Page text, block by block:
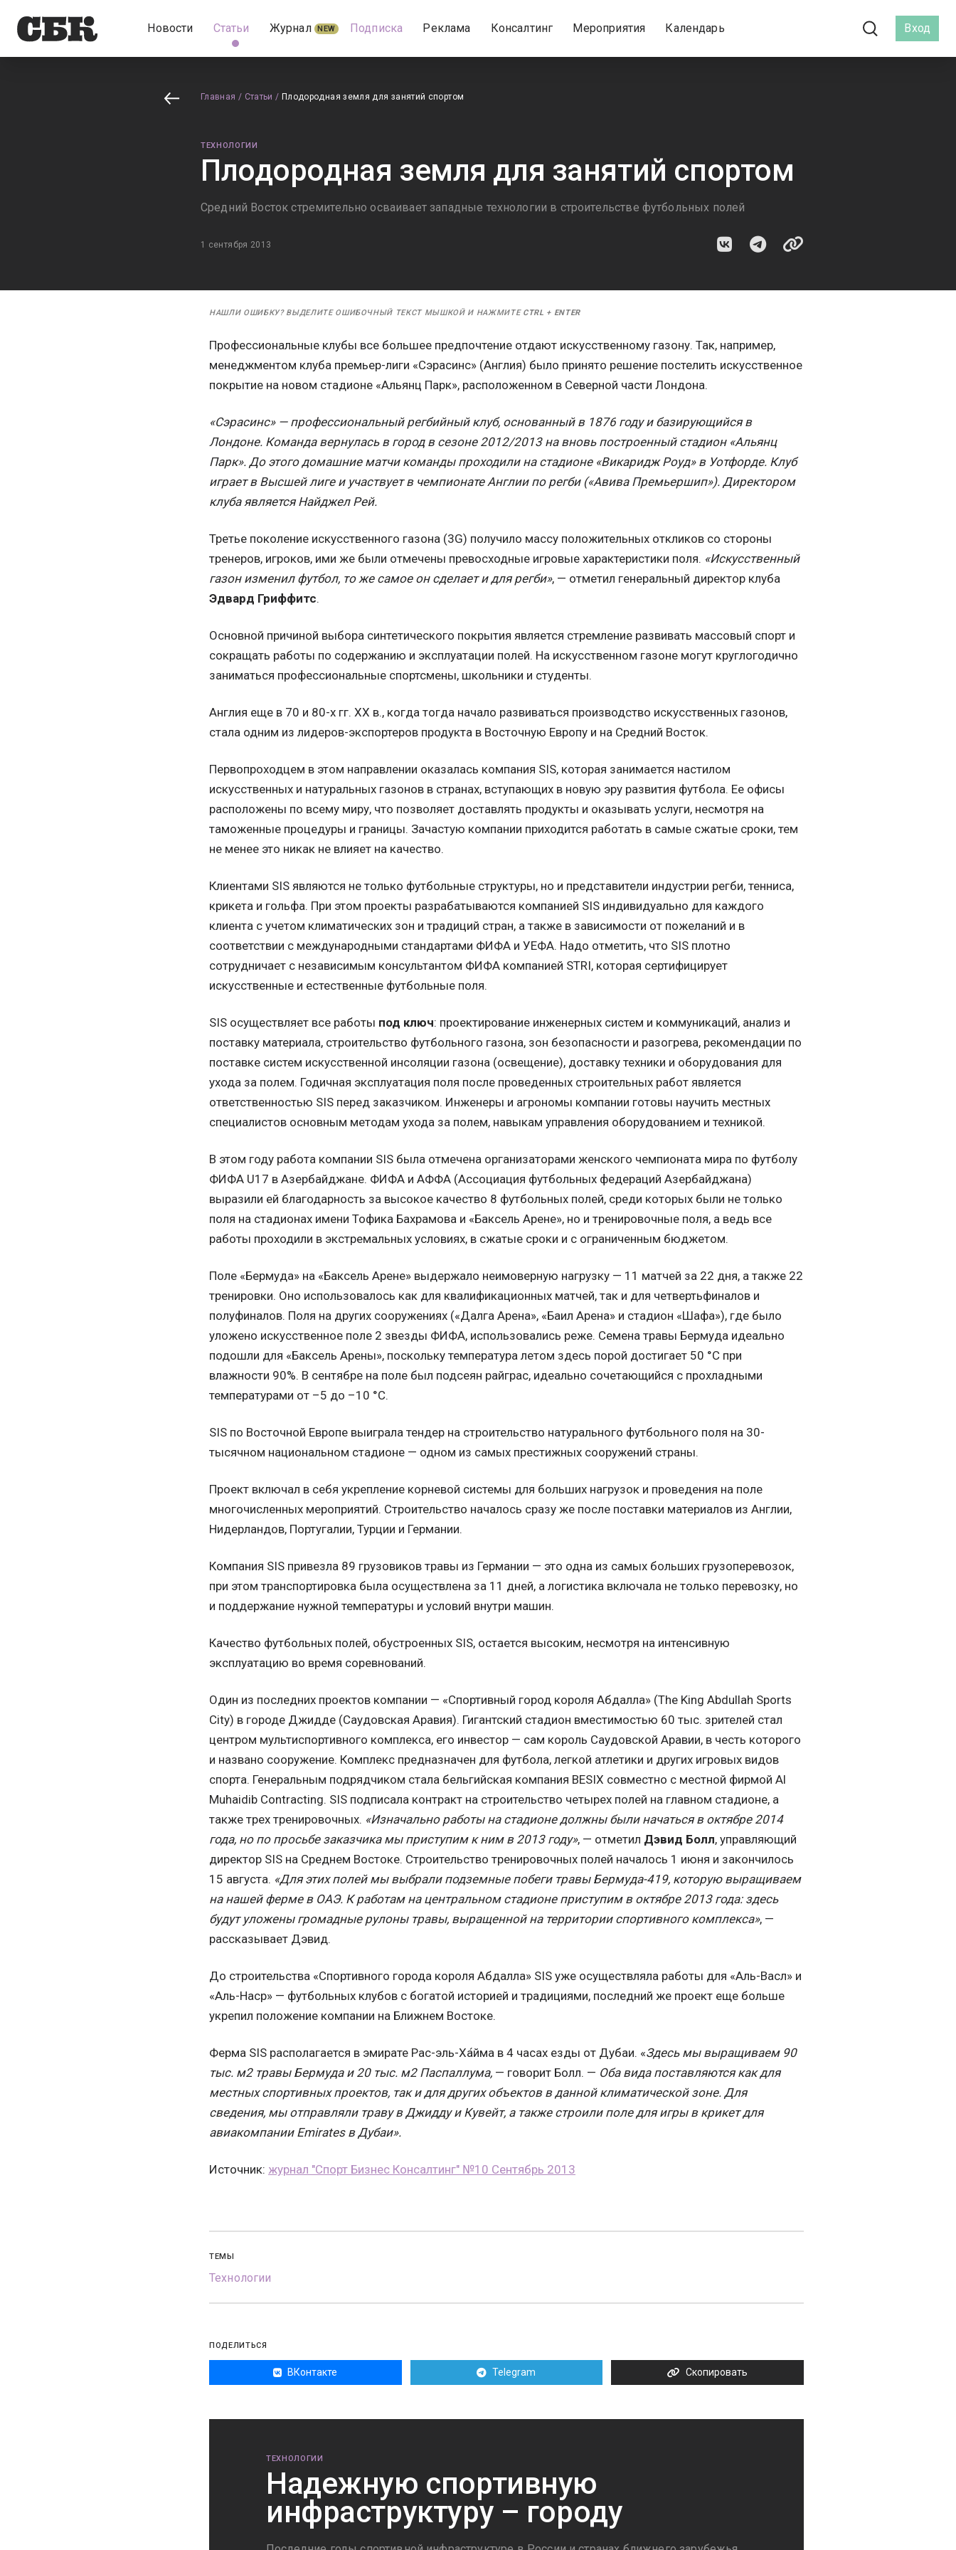
Новости Статьи Журнал NEW Подписка Реклама Консалтинг Мероприятия Календарь Вход
Главная / Статьи / Плодородная земля для занятий спортом
ТЕХНОЛОГИИ
Плодородная земля для занятий спортом
Средний Восток стремительно осваивает западные технологии в строительстве футбольных полей
1 сентября 2013
НАШЛИ ОШИБКУ? ВЫДЕЛИТЕ ОШИБОЧНЫЙ ТЕКСТ МЫШКОЙ И НАЖМИТЕ CTRL + ENTER
Профессиональные клубы все большее предпочтение отдают искусственному газону. Так, например,
менеджментом клуба премьер-лиги «Сэрасинс» (Англия) было принято решение постелить искусственное
покрытие на новом стадионе «Альянц Парк», расположенном в Северной части Лондона.
«Сэрасинс» — профессиональный регбийный клуб, основанный в 1876 году и базирующийся в
Лондоне. Команда вернулась в город в сезоне 2012/2013 на вновь построенный стадион «Альянц
Парк». До этого домашние матчи команды проходили на стадионе «Викаридж Роуд» в Уотфорде. Клуб
играет в Высшей лиге и участвует в чемпионате Англии по регби («Авива Премьершип»). Директором
клуба является Найджел Рей.
Третье поколение искусственного газона (3G) получило массу положительных откликов со стороны
тренеров, игроков, ими же были отмечены превосходные игровые характеристики поля. «Искусственный
газон изменил футбол, то же самое он сделает и для регби», — отметил генеральный директор клуба
Эдвард Гриффитс.
Основной причиной выбора синтетического покрытия является стремление развивать массовый спорт и
сокращать работы по содержанию и эксплуатации полей. На искусственном газоне могут круглогодично
заниматься профессиональные спортсмены, школьники и студенты.
Англия еще в 70 и 80-х гг. ХХ в., когда тогда начало развиваться производство искусственных газонов,
стала одним из лидеров-экспортеров продукта в Восточную Европу и на Средний Восток.
Первопроходцем в этом направлении оказалась компания SIS, которая занимается настилом
искусственных и натуральных газонов в странах, вступающих в новую эру развития футбола. Ее офисы
расположены по всему миру, что позволяет доставлять продукты и оказывать услуги, несмотря на
таможенные процедуры и границы. Зачастую компании приходится работать в самые сжатые сроки, тем
не менее это никак не влияет на качество.
Клиентами SIS являются не только футбольные структуры, но и представители индустрии регби, тенниса,
крикета и гольфа. При этом проекты разрабатываются компанией SIS индивидуально для каждого
клиента с учетом климатических зон и традиций стран, а также в зависимости от пожеланий и в
соответствии с международными стандартами ФИФА и УЕФА. Надо отметить, что SIS плотно
сотрудничает с независимым консультантом ФИФА компанией STRI, которая сертифицирует
искусственные и естественные футбольные поля.
SIS осуществляет все работы под ключ: проектирование инженерных систем и коммуникаций, анализ и
поставку материала, строительство футбольного газона, зон безопасности и разогрева, рекомендации по
поставке систем искусственной инсоляции газона (освещение), доставку техники и оборудования для
ухода за полем. Годичная эксплуатация поля после проведенных строительных работ является
ответственностью SIS перед заказчиком. Инженеры и агрономы компании готовы научить местных
специалистов основным методам ухода за полем, навыкам управления оборудованием и техникой.
В этом году работа компании SIS была отмечена организаторами женского чемпионата мира по футболу
ФИФА U17 в Азербайджане. ФИФА и АФФА (Ассоциация футбольных федераций Азербайджана)
выразили ей благодарность за высокое качество 8 футбольных полей, среди которых были не только
поля на стадионах имени Тофика Бахрамова и «Баксель Арене», но и тренировочные поля, а ведь все
работы проходили в экстремальных условиях, в сжатые сроки и с ограниченным бюджетом.
Поле «Бермуда» на «Баксель Арене» выдержало неимоверную нагрузку — 11 матчей за 22 дня, а также 22
тренировки. Оно использовалось как для квалификационных матчей, так и для четвертьфиналов и
полуфиналов. Поля на других сооружениях («Далга Арена», «Баил Арена» и стадион «Шафа»), где было
уложено искусственное поле 2 звезды ФИФА, использовались реже. Семена травы Бермуда идеально
подошли для «Баксель Арены», поскольку температура летом здесь порой достигает 50 °C при
влажности 90%. В сентябре на поле был подсеян райграс, идеально сочетающийся с прохладными
температурами от –5 до –10 °C.
SIS по Восточной Европе выиграла тендер на строительство натурального футбольного поля на 30-
тысячном национальном стадионе — одном из самых престижных сооружений страны.
Проект включал в себя укрепление корневой системы для больших нагрузок и проведения на поле
многочисленных мероприятий. Строительство началось сразу же после поставки материалов из Англии,
Нидерландов, Португалии, Турции и Германии.
Компания SIS привезла 89 грузовиков травы из Германии — это одна из самых больших грузоперевозок,
при этом транспортировка была осуществлена за 11 дней, а логистика включала не только перевозку, но
и поддержание нужной температуры и условий внутри машин.
Качество футбольных полей, обустроенных SIS, остается высоким, несмотря на интенсивную
эксплуатацию во время соревнований.
Один из последних проектов компании — «Спортивный город короля Абдалла» (The King Abdullah Sports
City) в городе Джидде (Саудовская Аравия). Гигантский стадион вместимостью 60 тыс. зрителей стал
центром мультиспортивного комплекса, его инвестор — сам король Саудовской Аравии, в честь которого
и названо сооружение. Комплекс предназначен для футбола, легкой атлетики и других игровых видов
спорта. Генеральным подрядчиком стала бельгийская компания BESIX совместно с местной фирмой Al
Muhaidib Contracting. SIS подписала контракт на строительство четырех полей на главном стадионе, а
также трех тренировочных. «Изначально работы на стадионе должны были начаться в октябре 2014
года, но по просьбе заказчика мы приступим к ним в 2013 году», — отметил Дэвид Болл, управляющий
директор SIS на Среднем Востоке. Строительство тренировочных полей началось 1 июня и закончилось
15 августа. «Для этих полей мы выбрали подземные побеги травы Бермуда-419, которую выращиваем
на нашей ферме в ОАЭ. К работам на центральном стадионе приступим в октябре 2013 года: здесь
будут уложены громадные рулоны травы, выращенной на территории спортивного комплекса», —
рассказывает Дэвид.
До строительства «Спортивного города короля Абдалла» SIS уже осуществляла работы для «Аль-Васл» и
«Аль-Наср» — футбольных клубов с богатой историей и традициями, последний же проект еще больше
укрепил положение компании на Ближнем Востоке.
Ферма SIS располагается в эмирате Рас-эль-Ха́йма в 4 часах езды от Дубаи. «Здесь мы выращиваем 90
тыс. м2 травы Бермуда и 20 тыс. м2 Паспаллума, — говорит Болл. — Оба вида поставляются как для
местных спортивных проектов, так и для других объектов в данной климатической зоне. Для
сведения, мы отправляли траву в Джидду и Кувейт, а также строили поле для игры в крикет для
авиакомпании Emirates в Дубаи».
Источник: журнал "Спорт Бизнес Консалтинг" №10 Сентябрь 2013
ТЕМЫ
Технологии
ПОДЕЛИТЬСЯ
ВКонтакте Telegram Скопировать
ТЕХНОЛОГИИ
Надежную спортивную
инфраструктуру – городу